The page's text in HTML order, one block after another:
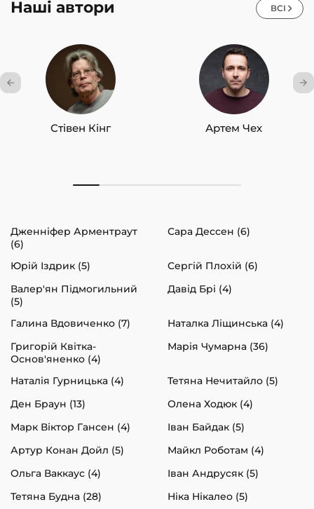
Наші автори ВСІ
Стівен Кінг Артем Чех
Дженніфер Арментраут
(6)
Сара Дессен (6)
Юрій Іздрик (5)
Сергій Плохій (6)
Валер'ян Підмогильний
(5)
Давід Брі (4)
Галина Вдовиченко (7)
Наталка Ліщинська (4)
Григорій Квітка-
Основ'яненко (4)
Марія Чумарна (36)
Наталія Гурницька (4)
Тетяна Нечитайло (5)
Ден Браун (13)
Олена Ходюк (4)
Марк Віктор Гансен (4)
Іван Байдак (5)
Артур Конан Дойл (5)
Майкл Роботам (4)
Ольга Ваккаус (4)
Іван Андрусяк (5)
Тетяна Будна (28)
Ніка Нікалео (5)